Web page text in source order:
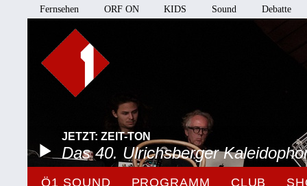
Fernsehen ORF ON KIDS Sound Debatte
JETZT: ZEIT-TON
Das 40. Ulrichsberger
Ö1 SOUND PROGRAMM CLUB